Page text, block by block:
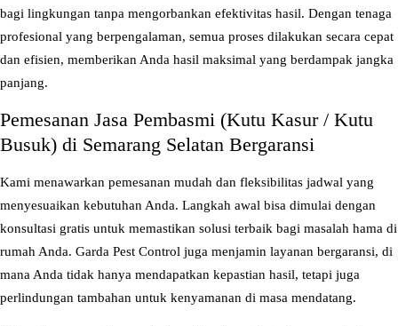
K
a
s
u
/
K
bagi lingkungan tanpa mengorbankan efektivitas hasil. Dengan tenaga
profesional yang berpengalaman, semua proses dilakukan secara cepat
dan efisien, memberikan Anda hasil maksimal yang berdampak jangka
panjang.
Pemesanan Jasa Pembasmi (Kutu Kasur / Kutu
Busuk) di Semarang Selatan Bergaransi
Kami menawarkan pemesanan mudah dan fleksibilitas jadwal yang
menyesuaikan kebutuhan Anda. Langkah awal bisa dimulai dengan
konsultasi gratis untuk memastikan solusi terbaik bagi masalah hama di
rumah Anda. Garda Pest Control juga menjamin layanan bergaransi, di
mana Anda tidak hanya mendapatkan kepastian hasil, tetapi juga
perlindungan tambahan untuk kenyamanan di masa mendatang.